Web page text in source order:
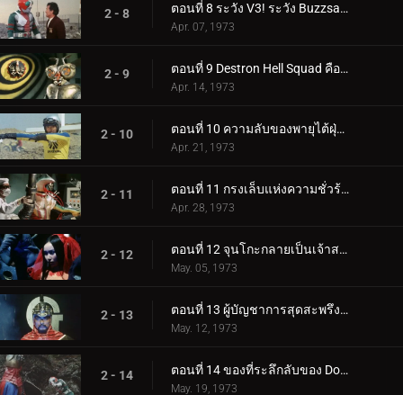
2 - 8 ตอนที่ 8 ระวัง V3! ระวัง Buzzsaw ที่น่ากลัว
Apr. 07, 1973
2 - 9 ตอนที่ 9 Destron Hell Squad คืออะไร!?
Apr. 14, 1973
2 - 10 ตอนที่ 10 ความลับของพายุไต้ฝุ่นคู่
Apr. 21, 1973
2 - 11 ตอนที่ 11 กรงเล็บแห่งความชั่วร้ายเอื้อมมือออกไปสำหรับ V3!!
Apr. 28, 1973
2 - 12 ตอนที่ 12 จุนโกะกลายเป็นเจ้าสาวของสัตว์ประหลาด?!
May. 05, 1973
2 - 13 ตอนที่ 13 ผู้บัญชาการสุดสะพรึง: หมอจี!
May. 12, 1973
2 - 14 ตอนที่ 14 ของที่ระลึกลับของ Double Riders
May. 19, 1973